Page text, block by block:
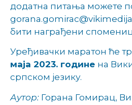
додатна питања можете
бити награђени
Уређивачки маратон ће
маја 2023. године на
српском језику.
Аутор: Горана Гомирац,